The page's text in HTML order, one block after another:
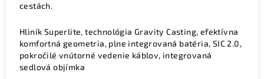
cestách.
Hliník Superlite, technológia Gravity Casting, efektívna
komfortná geometria, plne integrovaná batéria, SIC 2.0,
pokročilé vnútorné vedenie káblov, integrovaná
sedlová objímka